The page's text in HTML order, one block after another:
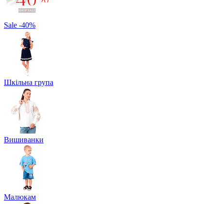
Sale -40%
Шкільна група
Вишиванки
Малюкам